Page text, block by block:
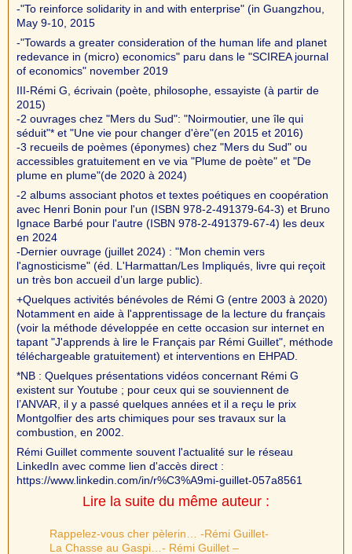
-"To reinforce solidarity in and with enterprise" (in Guangzhou,
May 9-10, 2015
-"Towards a greater consideration of the human life and planet
redevance in (micro) economics" paru dans le "SCIREA journal
of economics" november 2019
III-Rémi G, écrivain (poète, philosophe, essayiste (à partir de
2015)
-2 ouvrages chez "Mers du Sud": "Noirmoutier, une île qui
séduit"* et "Une vie pour changer d'ère"(en 2015 et 2016)
-3 recueils de poèmes (éponymes) chez "Mers du Sud" ou
accessibles gratuitement en ve via "Plume de poète" et "De
plume en plume"(de 2020 à 2024)
-2 albums associant photos et textes poétiques en coopération
avec Henri Bonin pour l'un (ISBN 978-2-491379-64-3) et Bruno
Ignace Barbé pour l'autre (ISBN 978-2-491379-67-4) les deux
en 2024
-Dernier ouvrage (juillet 2024) : "Mon chemin vers
l'agnosticisme" (éd. L'Harmattan/Les Impliqués, livre qui reçoit
un très bon accueil d’un large public).
+Quelques activités bénévoles de Rémi G (entre 2003 à 2020)
Notamment en aide à l'apprentissage de la lecture du français
(voir la méthode développée en cette occasion sur internet en
tapant "J'apprends à lire le Français par Rémi Guillet", méthode
téléchargeable gratuitement) et interventions en EHPAD.
*NB : Quelques présentations vidéos concernant Rémi G
existent sur Youtube ; pour ceux qui se souviennent de
l’ANVAR, il y a passé quelques années et il a reçu le prix
Montgolfier des arts chimiques pour ses travaux sur la
combustion, en 2002.
Rémi Guillet commente souvent l'actualité sur le réseau
LinkedIn avec comme lien d'accès direct :
https://www.linkedin.com/in/r%C3%A9mi-guillet-057a8561
Lire la suite du même auteur :
Rappelez-vous cher pèlerin… -Rémi Guillet-
La Chasse au Gaspi…- Rémi Guillet –